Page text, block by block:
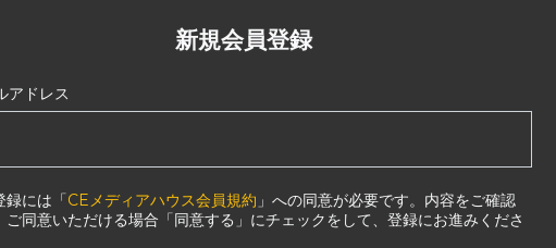
新規会員登録
アドレス
録には「CEメディアハウス会員規約 」への同意が必要です。内容をご確認
ご同意いただける場合「同意する」にチェックをして、登録にお進みくださ